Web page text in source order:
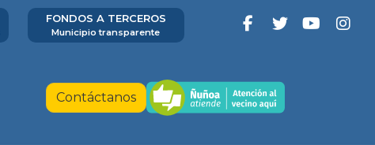
FONDOS A TERCEROS
Municipio transparente
Contáctanos